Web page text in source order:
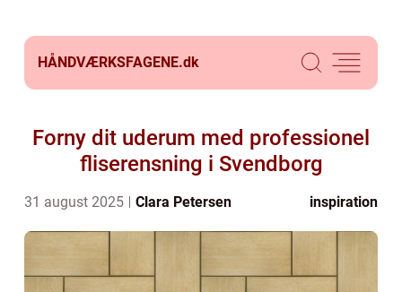
HÅNDVÆRKSFAGENE.dk
Forny dit uderum med professionel
fliserensning i Svendborg
31 august 2025 Clara Petersen inspiration